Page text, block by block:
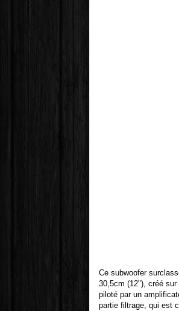
Ce subwoofer
30,5cm (12"), créé
piloté par un
partie filtrage, qui est